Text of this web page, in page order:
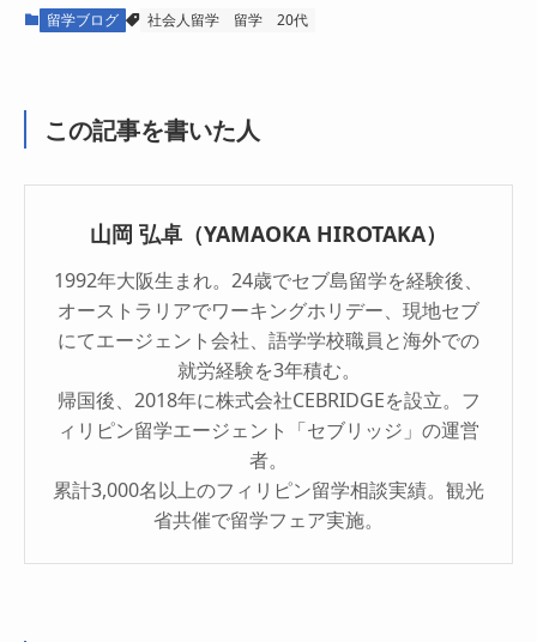
留学ブログ 社会人留学 留学 20代
この記事を書いた人
山岡 弘卓（YAMAOKA HIROTAKA）
1992年大阪生まれ。24歳でセブ島留学を経験後、
オーストラリアでワーキングホリデー、現地セブ
にてエージェント会社、語学学校職員と海外での
就労経験を3年積む。
帰国後、2018年に株式会社CEBRIDGEを設立。フ
ィリピン留学エージェント「セブリッジ」の運営
者。
累計3,000名以上のフィリピン留学相談実績。観光
省共催で留学フェア実施。